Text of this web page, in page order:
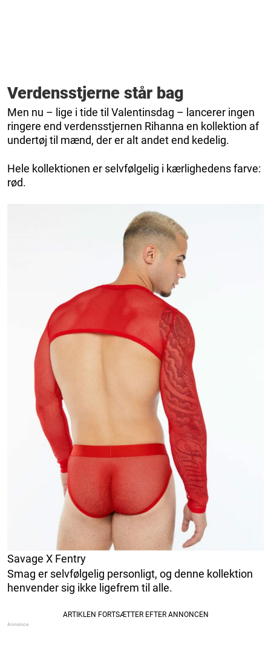
Verdensstjerne står bag
Men nu – lige i tide til Valentinsdag – lancerer ingen
ringere end verdensstjernen Rihanna en kollektion af
undertøj til mænd, der er alt andet end kedelig.
Hele kollektionen er selvfølgelig i kærlighedens farve:
rød.
Savage X Fentry
Smag er selvfølgelig personligt, og denne kollektion
henvender sig ikke ligefrem til alle.